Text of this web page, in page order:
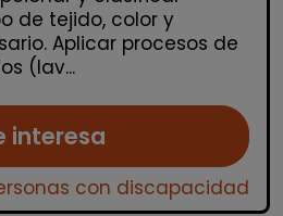
de tejido, color y
Aplicar procesos de
(lav...
interesa
con discapacidad